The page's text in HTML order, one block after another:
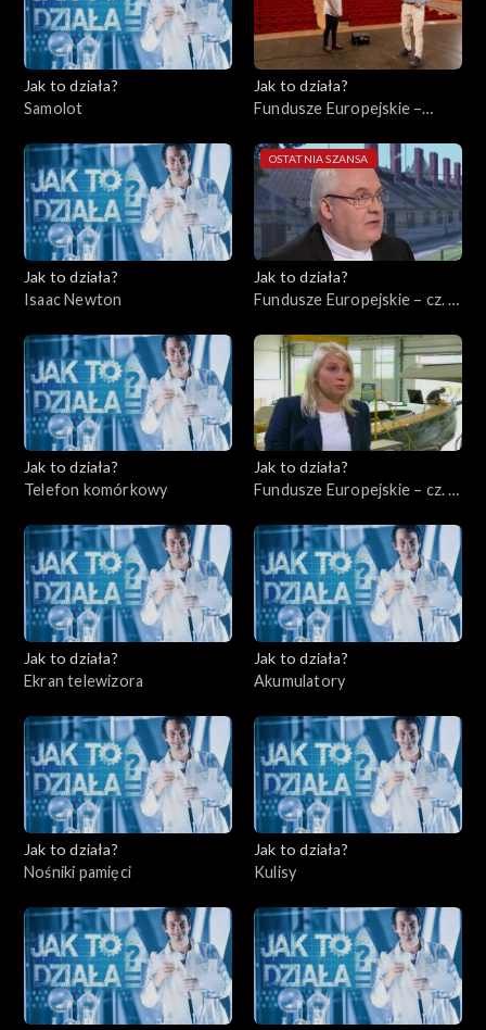
Jak to działa?
Samolot
Jak to działa?
Fundusze Europejskie –
Jak to działa?
Isaac Newton
OSTATNIA SZANSA
Jak to działa?
Fundusze Europejskie – cz. 8,
Jak to działa?
Telefon komórkowy
Jak to działa?
Fundusze Europejskie – cz. 9,
Jak to działa?
Ekran telewizora
Jak to działa?
Akumulatory
Jak to działa?
Nośniki pamięci
Jak to działa?
Kulisy